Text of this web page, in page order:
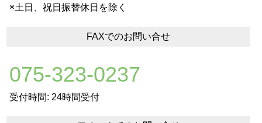
※土日、祝日振替休日を除く
FAXでのお問い合せ
075-323-0237
受付時間: 24時間受付